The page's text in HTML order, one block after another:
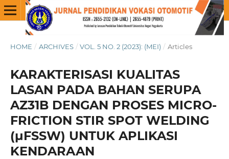
HOME / ARCHIVES / VOL. 5 NO. 2 (2023): (MEI) / Articles
KARAKTERISASI KUALITAS
LASAN PADA BAHAN SERUPA
AZ31B DENGAN PROSES MICRO-
FRICTION STIR SPOT WELDING
(µFSSW) UNTUK APLIKASI
KENDARAAN